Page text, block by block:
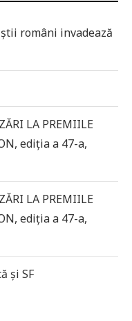
români invadează
LA PREMIILE
ediția a 47-a,
LA PREMIILE
ediția a 47-a,
și SF